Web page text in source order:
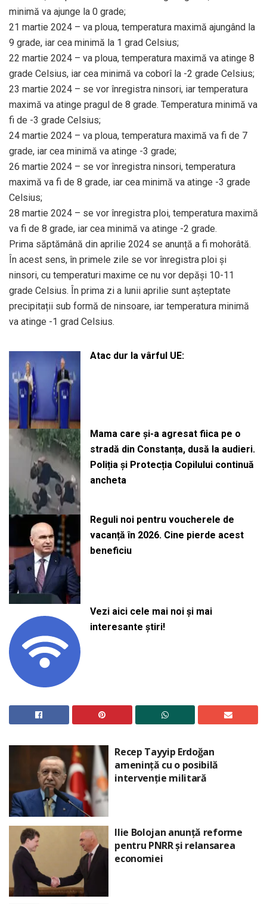
minimă va ajunge la 0 grade;
21 martie 2024 – va ploua, temperatura maximă ajungând la
9 grade, iar cea minimă la 1 grad Celsius;
22 martie 2024 – va ploua, temperatura maximă va atinge 8
grade Celsius, iar cea minimă va coborî la -2 grade Celsius;
23 martie 2024 – se vor înregistra ninsori, iar temperatura
maximă va atinge pragul de 8 grade. Temperatura minimă va
fi de -3 grade Celsius;
24 martie 2024 – va ploua, temperatura maximă va fi de 7
grade, iar cea minimă va atinge -3 grade;
26 martie 2024 – se vor înregistra ninsori, temperatura
maximă va fi de 8 grade, iar cea minimă va atinge -3 grade
Celsius;
28 martie 2024 – se vor înregistra ploi, temperatura maximă
va fi de 8 grade, iar cea minimă va atinge -2 grade.
Prima săptămână din aprilie 2024 se anunță a fi mohorâtă.
În acest sens, în primele zile se vor înregistra ploi și
ninsori, cu temperaturi maxime ce nu vor depăși 10-11
grade Celsius. În prima zi a lunii aprilie sunt așteptate
precipitații sub formă de ninsoare, iar temperatura minimă
va atinge -1 grad Celsius.
Atac dur la vârful UE:
Mama care și-a agresat fiica pe o
stradă din Constanța, dusă la audieri.
Poliția și Protecția Copilului continuă
ancheta
Reguli noi pentru voucherele de
vacanță în 2026. Cine pierde acest
beneficiu
Vezi aici cele mai noi și mai
interesante știri!
Recep Tayyip Erdoğan
amenință cu o posibilă
intervenție militară
Ilie Bolojan anunță reforme
pentru PNRR și relansarea
economiei